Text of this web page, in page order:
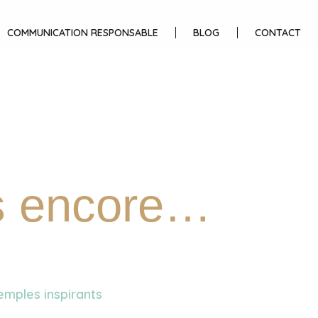
COMMUNICATION RESPONSABLE BLOG CONTACT
encore…
inspirants